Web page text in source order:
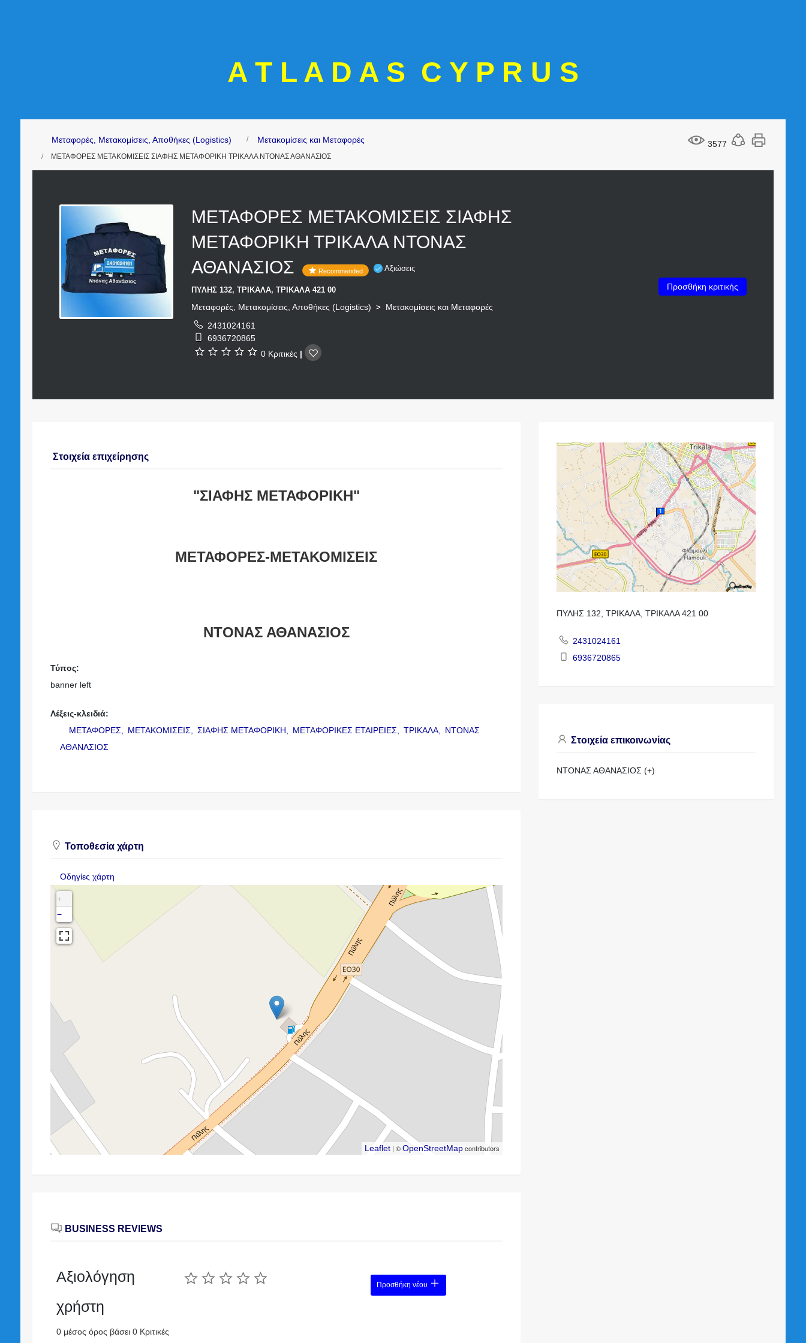
A T L A D A S C Y P R U S
3577
Μεταφορές, Μετακομίσεις, Αποθήκες (Logistics) Μετακομίσεις και Μεταφορές
ΜΕΤΑΦΟΡΕΣ ΜΕΤΑΚΟΜΙΣΕΙΣ ΣΙΑΦΗΣ ΜΕΤΑΦΟΡΙΚΗ ΤΡΙΚΑΛΑ ΝΤΟΝΑΣ ΑΘΑΝΑΣΙΟΣ
ΜΕΤΑΦΟΡΕΣ ΜΕΤΑΚΟΜΙΣΕΙΣ ΣΙΑΦΗΣ
ΜΕΤΑΦΟΡΙΚΗ ΤΡΙΚΑΛΑ ΝΤΟΝΑΣ
ΑΘΑΝΑΣΙΟΣ
Recommended Αξιώσεις
ΠΥΛΗΣ 132, ΤΡΙΚΑΛΑ, ΤΡΙΚΑΛΑ 421 00
Μεταφορές, Μετακομίσεις, Αποθήκες (Logistics) > Μετακομίσεις και Μεταφορές
2431024161
6936720865
0 Κριτικές |
Προσθήκη κριτικής
Στοιχεία επιχείρησης
"ΣΙΑΦΗΣ ΜΕΤΑΦΟΡΙΚΗ"
ΜΕΤΑΦΟΡΕΣ-ΜΕΤΑΚΟΜΙΣΕΙΣ
ΝΤΟΝΑΣ ΑΘΑΝΑΣΙΟΣ
Τύπος:
banner left
Λέξεις-κλειδιά:
ΜΕΤΑΦΟΡΕΣ,
ΜΕΤΑΚΟΜΙΣΕΙΣ, ΣΙΑΦΗΣ ΜΕΤΑΦΟΡΙΚΗ, ΜΕΤΑΦΟΡΙΚΕΣ ΕΤΑΙΡΕΙΕΣ, ΤΡΙΚΑΛΑ,
ΝΤΟΝΑΣ
ΑΘΑΝΑΣΙΟΣ
Τοποθεσία χάρτη
Οδηγίες χάρτη
+
−
Leaflet | ©OpenStreetMapcontributors
BUSINESS REVIEWS
Αξιολόγηση
χρήστη
0 μέσος όρος βάσει 0 Κριτικές
Προσθήκη νέου
ΠΥΛΗΣ 132, ΤΡΙΚΑΛΑ, ΤΡΙΚΑΛΑ 421 00
2431024161
6936720865
Στοιχεία επικοινωνίας
ΝΤΟΝΑΣ ΑΘΑΝΑΣΙΟΣ (+)